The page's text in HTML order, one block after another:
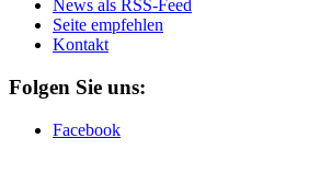
News als RSS-Feed
Seite empfehlen
Kontakt
Folgen Sie uns:
Facebook